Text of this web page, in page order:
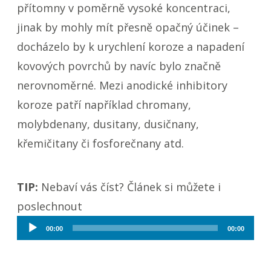
přítomny v poměrně vysoké koncentraci,
jinak by mohly mít přesně opačný účinek –
docházelo by k urychlení koroze a napadení
kovových povrchů by navíc bylo značně
nerovnoměrné. Mezi anodické inhibitory
koroze patří například chromany,
molybdenany, dusitany, dusičnany,
křemičitany či fosforečnany atd.
TIP: Nebaví vás číst? Článek si můžete i
poslechnout
Audio
přehrávač
00:00 00:00